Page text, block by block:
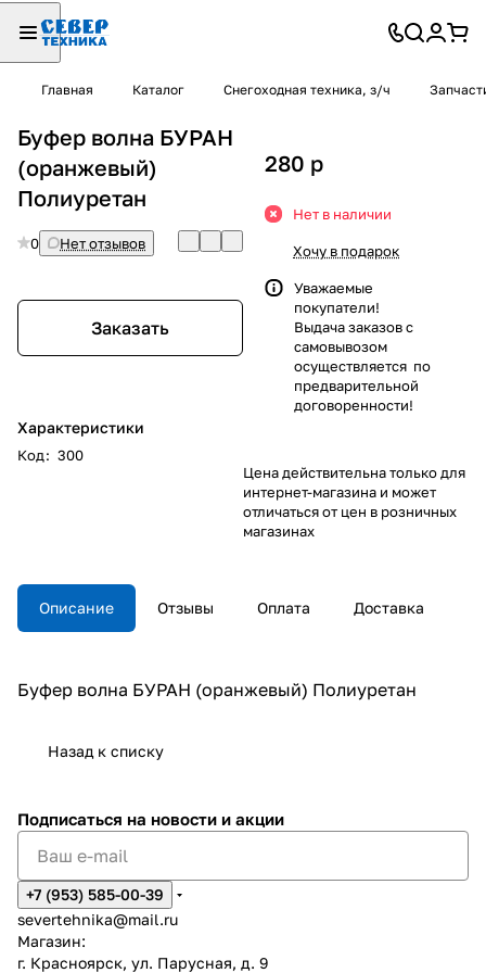
Главная Каталог Снегоходная техника, з/ч
Буфер волна БУРАН
(оранжевый)
Полиуретан
0 Нет отзывов
Заказать
Характеристики
Код: 300
280 p
Нет в наличии
Хочу в подарок
Уважаемые
покупатели!
Выдача заказов с
самовывозом
осуществляется по
предварительной
договоренности!
Цена действительна только для
интернет-магазина и может
отличаться от цен в розничных
магазинах
Описание Отзывы Оплата Доставка
Буфер волна БУРАН (оранжевый) Полиуретан
Назад к списку
Подписаться на новости и акции
+7 (953) 585-00-39
severtehnika@mail.ru
Магазин:
г. Красноярск, ул. Парусная, д. 9